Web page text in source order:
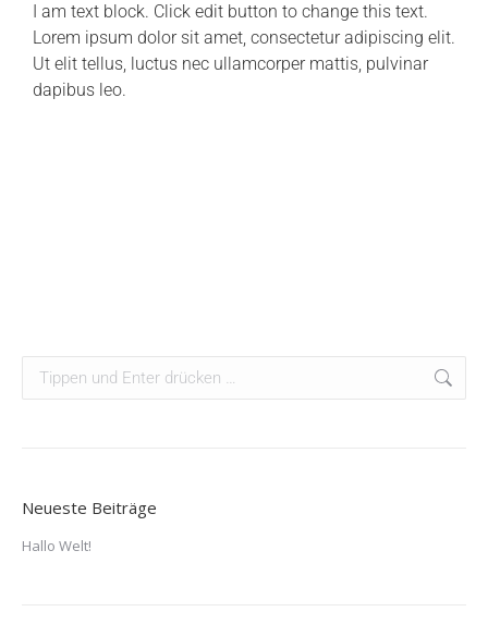
I am text block. Click edit button to change this text.
Lorem ipsum dolor sit amet, consectetur adipiscing elit.
Ut elit tellus, luctus nec ullamcorper mattis, pulvinar
dapibus leo.
Neueste Beiträge
Hallo Welt!